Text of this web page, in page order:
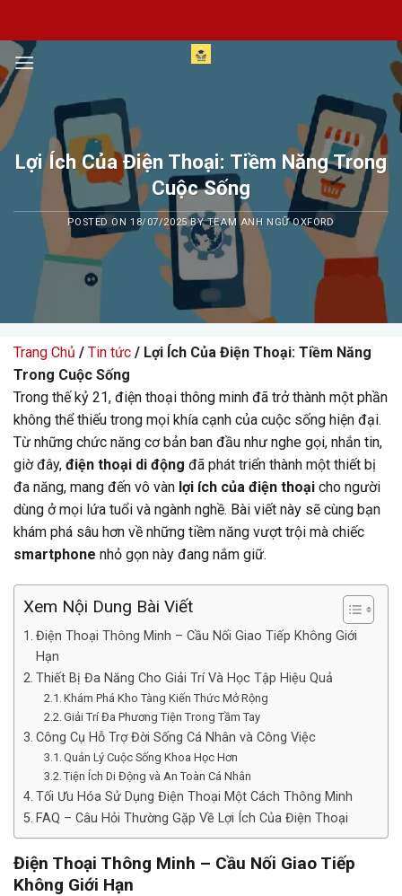
content
Lợi Ích Của Điện Thoại: Tiềm Năng Trong
Cuộc Sống
POSTED ON18/07/2025BYTEAM ANH NGỮ OXFORD
Trang Chủ / Tin tức / Lợi Ích Của Điện Thoại: Tiềm Năng
Trong Cuộc Sống
Trong thế kỷ 21, điện thoại thông minh đã trở thành một phần
không thể thiếu trong mọi khía cạnh của cuộc sống hiện đại.
Từ những chức năng cơ bản ban đầu như nghe gọi, nhắn tin,
giờ đây, điện thoại di động đã phát triển thành một thiết bị
đa năng, mang đến vô vàn lợi ích của điện thoại cho người
dùng ở mọi lứa tuổi và ngành nghề. Bài viết này sẽ cùng bạn
khám phá sâu hơn về những tiềm năng vượt trội mà chiếc
smartphone nhỏ gọn này đang nắm giữ.
Xem Nội Dung Bài Viết
Điện Thoại Thông Minh – Cầu Nối Giao Tiếp Không Giới
Hạn
Thiết Bị Đa Năng Cho Giải Trí Và Học Tập Hiệu Quả
Khám Phá Kho Tàng Kiến Thức Mở Rộng
Giải Trí Đa Phương Tiện Trong Tầm Tay
Công Cụ Hỗ Trợ Đời Sống Cá Nhân và Công Việc
Quản Lý Cuộc Sống Khoa Học Hơn
Tiện Ích Di Động và An Toàn Cá Nhân
Tối Ưu Hóa Sử Dụng Điện Thoại Một Cách Thông Minh
FAQ – Câu Hỏi Thường Gặp Về Lợi Ích Của Điện Thoại
Điện Thoại Thông Minh – Cầu Nối Giao Tiếp
Không Giới Hạn